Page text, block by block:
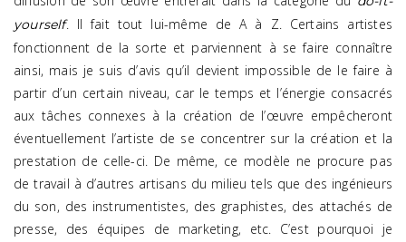
yourself. Il fait tout lui-même de A à Z. Certains artistes
fonctionnent de la sorte et parviennent à se faire connaître
ainsi, mais je suis d’avis qu’il devient impossible de le faire à
partir d’un certain niveau, car le temps et l’énergie consacrés
aux tâches connexes à la création de l’œuvre empêcheront
éventuellement l’artiste de se concentrer sur la création et la
prestation de celle-ci. De même, ce modèle ne procure pas
de travail à d’autres artisans du milieu tels que des ingénieurs
du son, des instrumentistes, des graphistes, des attachés de
presse, des équipes de marketing, etc. C’est pourquoi je